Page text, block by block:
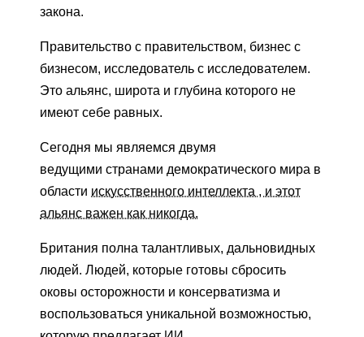
закона.
Правительство с правительством, бизнес с
бизнесом, исследователь с исследователем.
Это альянс, широта и глубина которого не
имеют себе равных.
Сегодня мы являемся двумя
ведущими странами демократического мира в
области искусственного интеллекта , и этот
альянс важен как никогда.
Британия полна талантливых, дальновидных
людей. Людей, которые готовы сбросить
оковы осторожности и консерватизма и
воспользоваться уникальной возможностью,